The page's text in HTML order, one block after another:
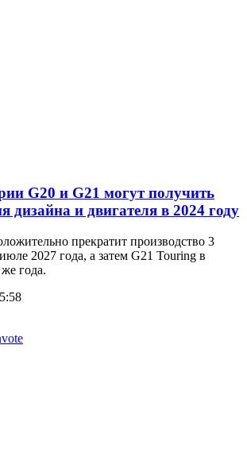
G20 и G21 могут получить
дизайна и двигателя в 2024 году
прекратит производство 3
2027 года, а затем G21 Touring в
года.